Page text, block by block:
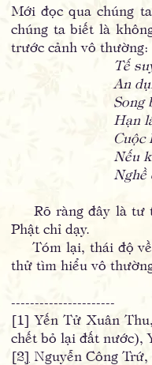
Mới đọc qua chúng
chúng ta biết là
trước cảnh vô thường:
Tế
An dụng phù
Song bất
Hạn lấy tuổi
Cuộc hành
Nếu không
Nghề chơi
Rõ ràng đây là tư
Phật chỉ dạy.
Tóm lại, thái độ về
thử tìm hiểu vô
----------------------
[1] Yến Tử Xuân
chết bỏ lại đất nước),
[2] Nguyễn Công